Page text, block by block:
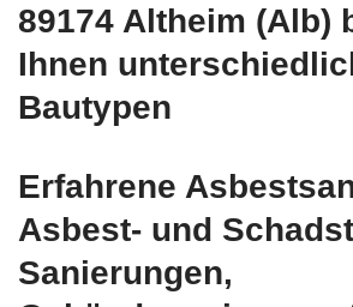
89174 Altheim (Alb)
Ihnen
Bautypen
Erfahrene
Asbest- und
Sanierungen,